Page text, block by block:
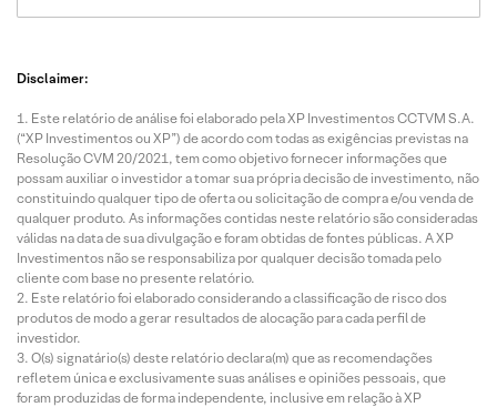
Disclaimer:
Este relatório de análise foi elaborado pela XP Investimentos CCTVM S.A.
(“XP Investimentos ou XP”) de acordo com todas as exigências previstas na
Resolução CVM 20/2021, tem como objetivo fornecer informações que
possam auxiliar o investidor a tomar sua própria decisão de investimento, não
constituindo qualquer tipo de oferta ou solicitação de compra e/ou venda de
qualquer produto. As informações contidas neste relatório são consideradas
válidas na data de sua divulgação e foram obtidas de fontes públicas. A XP
Investimentos não se responsabiliza por qualquer decisão tomada pelo
cliente com base no presente relatório.
Este relatório foi elaborado considerando a classificação de risco dos
produtos de modo a gerar resultados de alocação para cada perfil de
investidor.
O(s) signatário(s) deste relatório declara(m) que as recomendações
refletem única e exclusivamente suas análises e opiniões pessoais, que
foram produzidas de forma independente, inclusive em relação à XP